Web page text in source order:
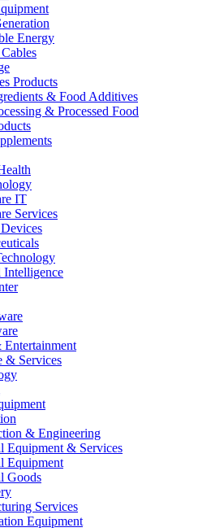
Energy
Products
& Food Additives
& Processed Food
IT
Services
& Services
& Engineering
Equipment & Services
Equipment
Goods
Services
Equipment